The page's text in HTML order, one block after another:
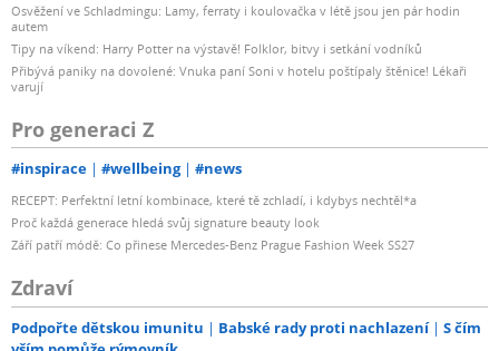
Osvěžení ve Schladmingu: Lamy, ferraty i koulovačka v létě jsou jen pár hodin
autem
Tipy na víkend: Harry Potter na výstavě! Folklor, bitvy i setkání vodníků
Přibývá paniky na dovolené: Vnuka paní Soni v hotelu poštípaly štěnice! Lékaři
varují
Pro generaci Z
#inspirace #wellbeing #news
RECEPT: Perfektní letní kombinace, které tě zchladí, i kdybys nechtěl*a
Proč každá generace hledá svůj signature beauty look
Září patří módě: Co přinese Mercedes-Benz Prague Fashion Week SS27
Zdraví
Podpořte dětskou imunitu Babské rady proti nachlazení
S čím